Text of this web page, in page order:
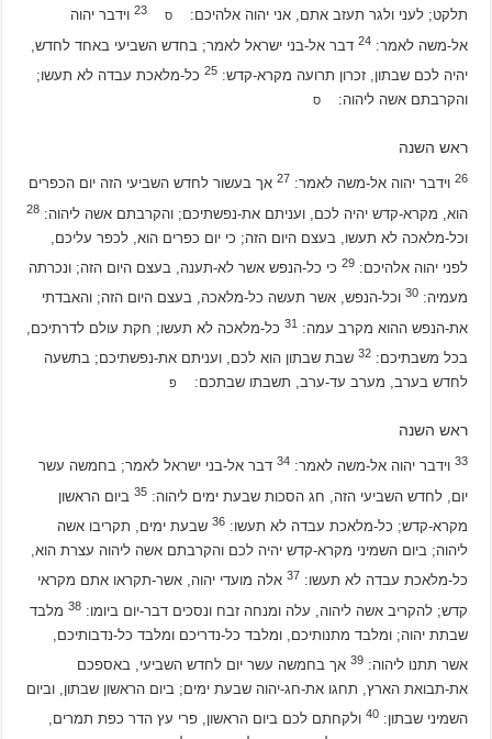
תלקט; לעני ולגר תעזב אתם, אני יהוה אלהיכם:ס 23 וידבר יהוה
אל-משה לאמר:24 דבר אל-בני ישראל לאמר; בחדש השביעי באחד לחדש,
יהיה לכם שבתון, זכרון תרועה מקרא-קדש:25 כל-מלאכת עבדה לא תעשו;
והקרבתם אשה ליהוה:ס
ראש השנה
26 וידבר יהוה אל-משה לאמר: 27 אך בעשור לחדש השביעי הזה יום הכפרים
הוא, מקרא-קדש יהיה לכם, ועניתם את-נפשתיכם; והקרבתם אשה ליהוה:28
וכל-מלאכה לא תעשו, בעצם היום הזה; כי יום כפרים הוא, לכפר עליכם,
לפני יהוה אלהיכם:29 כי כל-הנפש אשר לא-תענה, בעצם היום הזה; ונכרתה
מעמיה:30 וכל-הנפש, אשר תעשה כל-מלאכה, בעצם היום הזה; והאבדתי
את-הנפש ההוא מקרב עמה:31 כל-מלאכה לא תעשו; חקת עולם לדרתיכם,
בכל משבתיכם:32 שבת שבתון הוא לכם, ועניתם את-נפשתיכם; בתשעה
לחדש בערב, מערב עד-ערב, תשבתו שבתכם:
פ
ראש השנה
33 וידבר יהוה אל-משה לאמר:34 דבר אל-בני ישראל לאמר; בחמשה עשר
יום, לחדש השביעי הזה, חג הסכות שבעת ימים ליהוה:35 ביום הראשון
מקרא-קדש; כל-מלאכת עבדה לא תעשו:36 שבעת ימים, תקריבו אשה
ליהוה; ביום השמיני מקרא-קדש יהיה לכם והקרבתם אשה ליהוה עצרת הוא,
כל-מלאכת עבדה לא תעשו: 37 אלה מועדי יהוה, אשר-תקראו אתם מקראי
קדש; להקריב אשה ליהוה, עלה ומנחה זבח ונסכים דבר-יום ביומו:38 מלבד
שבתת יהוה; ומלבד מתנותיכם, ומלבד כל-נדריכם ומלבד כל-נדבותיכם,
אשר תתנו ליהוה:39 אך בחמשה עשר יום לחדש השביעי, באספכם
את-תבואת הארץ, תחגו את-חג-יהוה שבעת ימים; ביום הראשון שבתון, וביום
השמיני שבתון:40 ולקחתם לכם ביום הראשון, פרי עץ הדר כפת תמרים,